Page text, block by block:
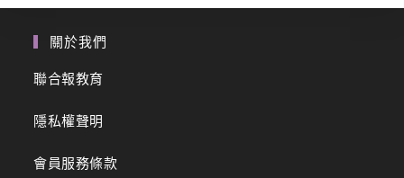
關於我們
聯合報教育
隱私權聲明
會員服務條款